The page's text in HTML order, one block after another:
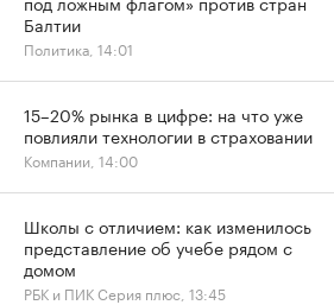
Балтии
Политика, 14:01
15–20% рынка в цифре: на что уже
повлияли технологии в страховании
Компании, 14:00
Школы с отличием: как изменилось
представление об учебе рядом с
домом
РБК и ПИК Серия плюс, 13:45